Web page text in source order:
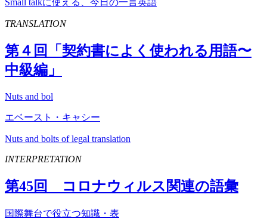
Small talkに使える、今日の一言英語
TRANSLATION
第４回「契約書によく使われる用語〜
中級編」
Nuts and bol
エベースト・キャシー
Nuts and bolts of legal translation
INTERPRETATION
第45回 コロナウィルス関連の語彙
国際舞台で役立つ知識・表